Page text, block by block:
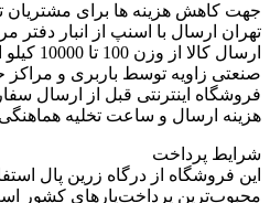
تهران ارسال با اسنپ از انبار دفتر
ارسال
صنعتی زاویه توسط باربری و
فروشگاه اینترنتی قبل از ارسال
هزینه ارسال و ساعت تخلیه هماهنگی
شرایط پرداخت
این فروشگاه از درگاه زرین پال
محبوب‌ترین پرداخت‌یارهای کشور